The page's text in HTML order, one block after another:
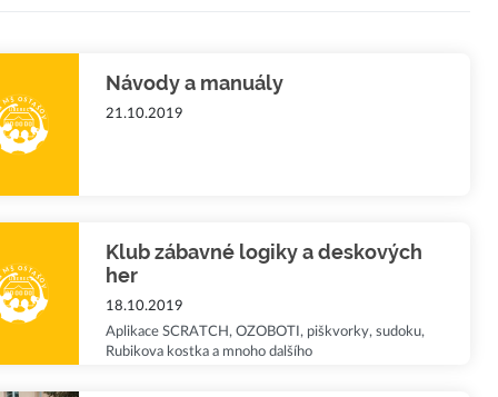
Návody a manuály
21.10.2019
Klub zábavné logiky a deskových
her
18.10.2019
Aplikace SCRATCH, OZOBOTI, piškvorky, sudoku,
Rubikova kostka a mnoho dalšího